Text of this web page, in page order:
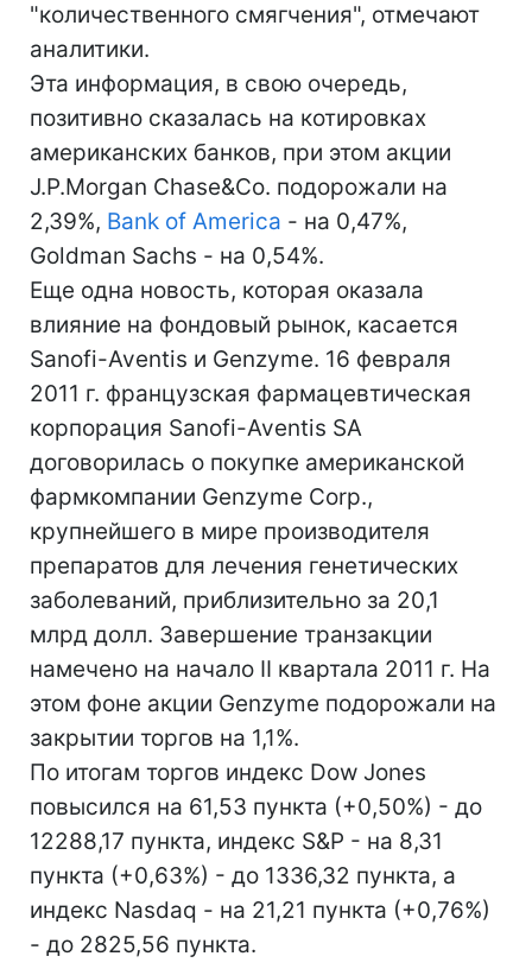
"количественного смягчения", отмечают
аналитики.
Эта информация, в свою очередь,
позитивно сказалась на котировках
американских банков, при этом акции
J.P.Morgan Chase&Co. подорожали на
2,39%, Bank of America - на 0,47%,
Goldman Sachs - на 0,54%.
Еще одна новость, которая оказала
влияние на фондовый рынок, касается
Sanofi-Aventis и Genzyme. 16 февраля
2011 г. французская фармацевтическая
корпорация Sanofi-Aventis SA
договорилась о покупке американской
фармкомпании Genzyme Corp.,
крупнейшего в мире производителя
препаратов для лечения генетических
заболеваний, приблизительно за 20,1
млрд долл. Завершение транзакции
намечено на начало II квартала 2011 г. На
этом фоне акции Genzyme подорожали на
закрытии торгов на 1,1%.
По итогам торгов индекс Dow Jones
повысился на 61,53 пункта (+0,50%) - до
12288,17 пункта, индекс S&P - на 8,31
пункта (+0,63%) - до 1336,32 пункта, а
индекс Nasdaq - на 21,21 пункта (+0,76%)
- до 2825,56 пункта.